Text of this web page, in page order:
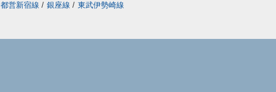
都営新宿線 / 銀座線 / 東武伊勢崎線